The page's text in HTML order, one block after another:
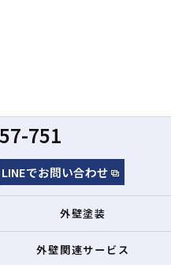
751
LINEでお問い合わせ
外壁塗装
外壁関連サービス